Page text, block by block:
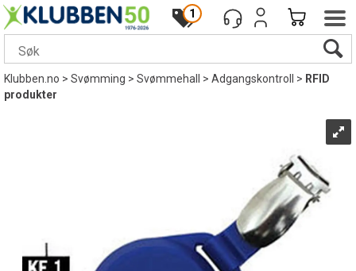
1
Klubben.no>Svømming>Svømmehall >Adgangskontroll > RFID
produkter